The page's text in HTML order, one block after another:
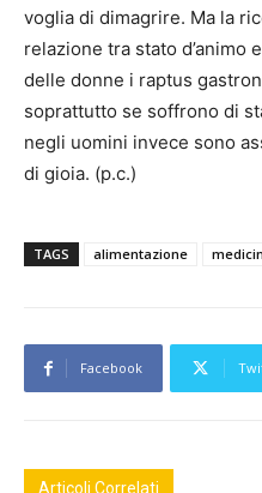
voglia di dimagrire. Ma la
relazione tra stato d’animo
delle donne i raptus
soprattutto se soffrono di
negli uomini invece sono
di gioia. (p.c.)
TAGS alimentazione
Facebook
Articoli Correlati